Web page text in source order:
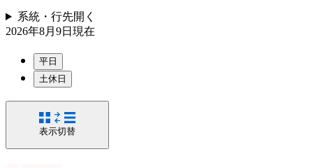
系統・行先開く
2026年8月9日 現在
平日
土休日
表示切替